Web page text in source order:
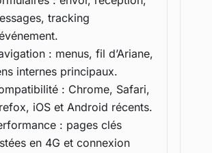
tracking
: menus, fil d’Ariane,
internes principaux.
: Chrome, Safari,
iOS et Android récents.
: pages clés
en 4G et connexion